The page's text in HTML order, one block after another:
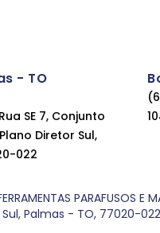
- TO
SE 7, Conjunto
Diretor Sul,
022
Sul, Palmas - TO, 77020-